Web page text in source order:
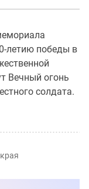
летию победы в
Вечный огонь
солдата.